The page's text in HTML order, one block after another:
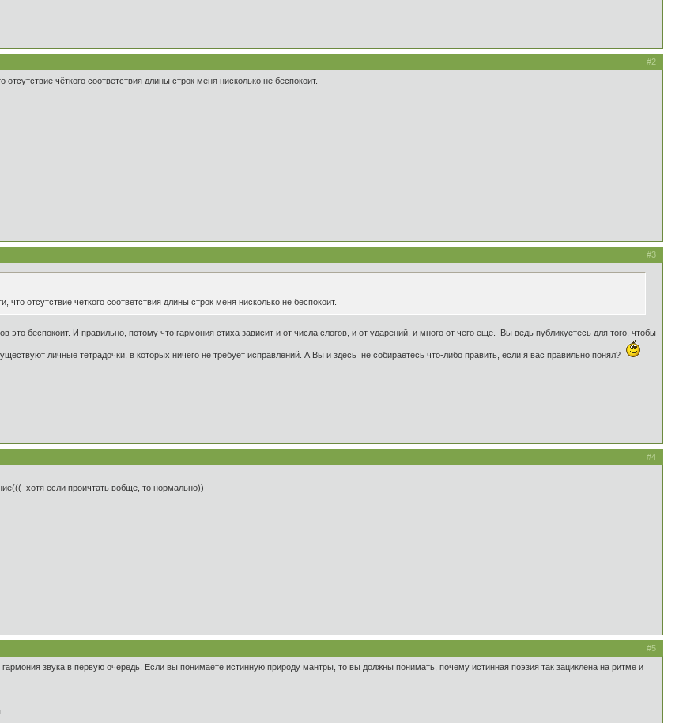
#2
чёткого соответствия длины строк меня нисколько не беспокоит.
#3
что отсутствие чёткого соответствия длины строк меня нисколько не беспокоит.
это беспокоит. И правильно, потому что гармония стиха зависит и от числа слогов, и от ударений, и много от чего еще. Вы ведь публикуетесь для того, чтобы
личные тетрадочки, в которых ничего не требует исправлений. А Вы и здесь не собираетесь что-либо править, если я вас правильно понял?
#4
хотя если проичтать вобще, то нормально))
#5
звука в первую очередь. Если вы понимаете истинную природу мантры, то вы должны понимать, почему истинная поэзия так зациклена на ритме и